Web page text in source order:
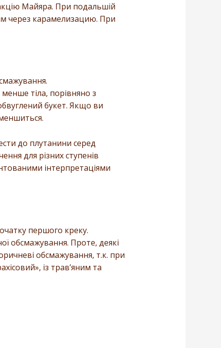
Майяра. При подальшій
через карамелизацию. При
тіла, порівняно з
букет. Якщо ви
до плутанини серед
для різних ступенів
інтерпретаціями
першого креку.
обсмажування. Проте, деякі
обсмажування, т.к. при
із трав’яним та